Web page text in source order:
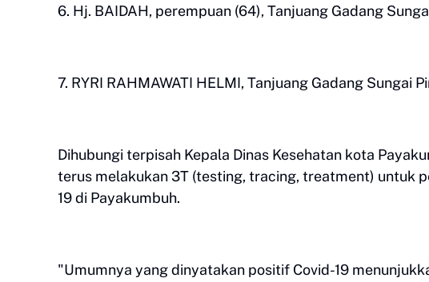
6. Hj. BAIDAH, perempuan (64), Tanjuang Gadang
7. RYRI RAHMAWATI HELMI, Tanjuang Gadang Sungai
Dihubungi terpisah Kepala Dinas Kesehatan kota
terus melakukan 3T (testing, tracing, treatment) untuk
19 di Payakumbuh.
"Umumnya yang dinyatakan positif Covid-19